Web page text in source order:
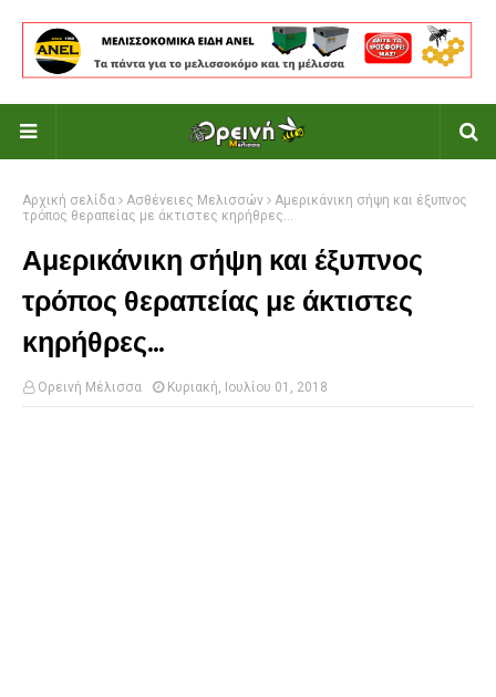
Αρχική σελίδα Ασθένειες Μελισσών
Αμερικάνικη σήψη και έξυπνος
τρόπος θεραπείας με άκτιστες κηρήθρες...
Αμερικάνικη σήψη και έξυπνος
τρόπος θεραπείας με άκτιστες
κηρήθρες...
Ορεινή Μέλισσα Κυριακή, Ιουλίου 01, 2018